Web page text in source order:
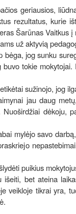
geriausios,
rezultatus, kurie
Šarūnas Vaitkus į
už aktyvią
bėga, jog sunku
tokie
sužinojo, jog
jau daug
dėkoju,
mylėjo savo
puikius
išeiti, bet ateina
veikloje tikrai yra,